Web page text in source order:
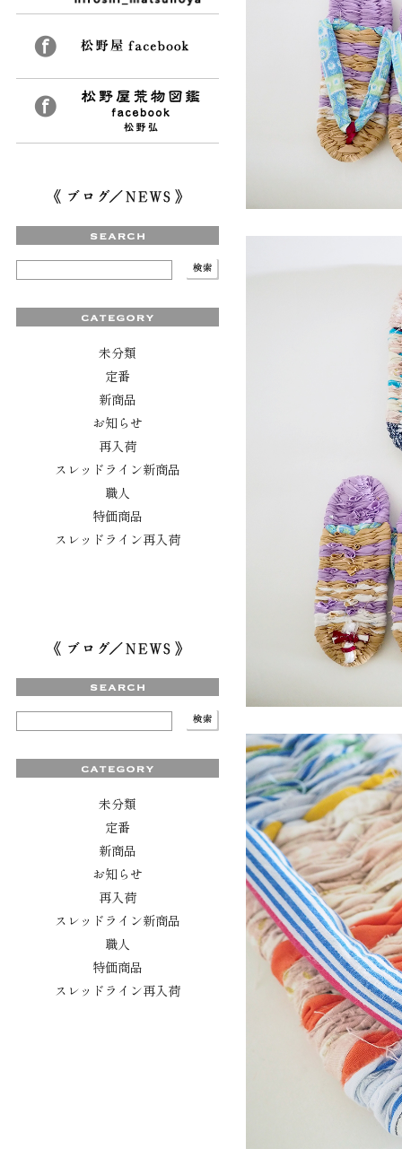
未分類
定番
新商品
お知らせ
再入荷
スレッドライン新商品
職人
特価商品
スレッドライン再入荷
未分類
定番
新商品
お知らせ
再入荷
スレッドライン新商品
職人
特価商品
スレッドライン再入荷